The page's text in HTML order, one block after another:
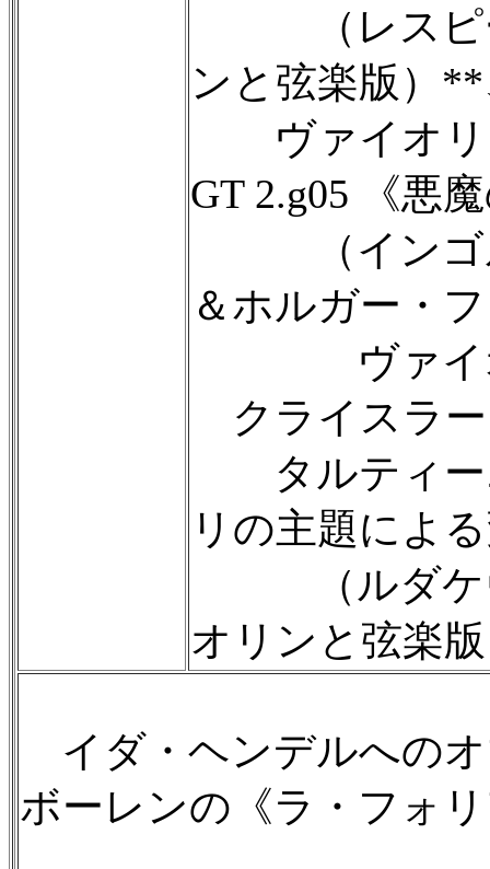
（レスピー
ンと弦楽版）
ヴァイオリ
GT 2.g05 《悪
（インゴル
＆ホルガー・
ヴァイオ
クライスラ
タルティー
リの主題によ
（ルダケヴ
オリンと弦楽
イダ・ヘンデルへの
ボーレンの《ラ・フォ